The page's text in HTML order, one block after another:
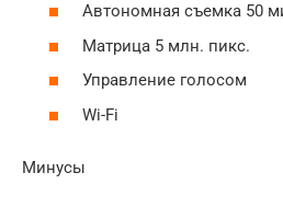
Автономная съемка 50
Матрица 5 млн. пикс.
Управление голосом
Wi-Fi
Минусы